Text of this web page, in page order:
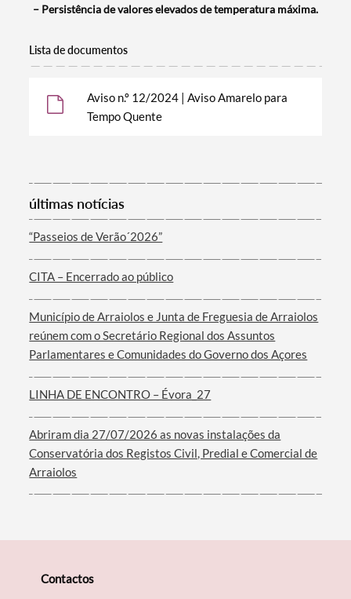
Termo de Pesquisa
Filtros
– Persistência de valores elevados de temperatura máxima.
Lista de documentos
Aviso n.º 12/2024 | Aviso Amarelo para
Tempo Quente
últimas notícias
“Passeios de Verão´2026”
CITA – Encerrado ao público
Município de Arraiolos e Junta de Freguesia de Arraiolos
reúnem com o Secretário Regional dos Assuntos
Parlamentares e Comunidades do Governo dos Açores
LINHA DE ENCONTRO – Évora_27
Abriram dia 27/07/2026 as novas instalações da
Conservatória dos Registos Civil, Predial e Comercial de
Arraiolos
Contactos